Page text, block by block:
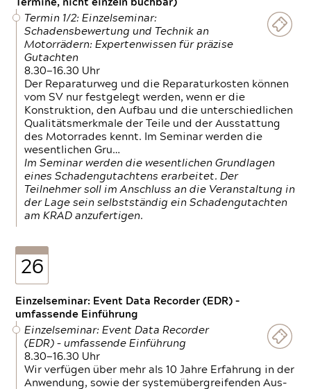
Termine, nicht einzeln buchbar)
Termin 1/2: Einzelseminar:
Schadensbewertung und Technik an
Motorrädern: Expertenwissen für präzise
Gutachten
8.30—16.30 Uhr
Der Reparaturweg und die Reparaturkosten können
vom SV nur festgelegt werden, wenn er die
Konstruktion, den Aufbau und die unterschiedlichen
Qualitätsmerkmale der Teile und der Ausstattung
des Motorrades kennt. Im Seminar werden die
wesentlichen Gru…
Im Seminar werden die wesentlichen Grundlagen
eines Schadengutachtens erarbeitet. Der
Teilnehmer soll im Anschluss an die Veranstaltung in
der Lage sein selbstständig ein Schadengutachten
am KRAD anzufertigen.
26
Einzelseminar: Event Data Recorder (EDR) –
umfassende Einführung
Einzelseminar: Event Data Recorder
(EDR) – umfassende Einführung
8.30—16.30 Uhr
Wir verfügen über mehr als 10 Jahre Erfahrung in der
Anwendung, sowie der systemübergreifenden Aus-